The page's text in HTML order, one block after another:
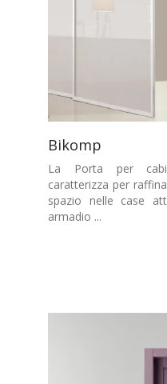
Bikomp
La Porta per
caratterizza per
spazio nelle case
armadio ...